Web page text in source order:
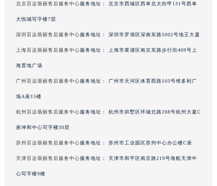
北京百达翡丽售后服务中心服务地址： 北京市西城区西单北大街甲131号西单
大悦城写字楼7层
深圳百达翡丽售后服务中心服务地址： 深圳市罗湖区深南东路5002号地王大厦
上海百达翡丽售后服务中心服务地址： 上海市黄浦区南京东路步行街409号上
海置地广场
广州百达翡丽售后服务中心服务地址： 广州市天河区体育西路103号维多利广
场A座15楼
杭州百达翡丽售后服务中心服务地址： 杭州市拱墅区环城北路208号杭州大厦C
座坤和中心写字楼30层
苏州百达翡丽售后服务中心服务地址： 苏州市工业园区苏州中心办公楼C座
天津百达翡丽售后服务中心服务地址： 天津市和平区南京路219号海航天津中
心写字楼9楼